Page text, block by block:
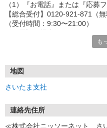
（1）『お電話』または『応募
【総合受付】0120-921-871（無
（受付時間：9:30〜21:00）
「e-aidemを見て」とお伝えい
◎応募フォームからのご応募は
（2）面談・登録の実施
ご都合のよいお日にちをお聞か
↓
も
地図
さいたま支社
連絡先住所
≪株式会社ニッソーネット さ